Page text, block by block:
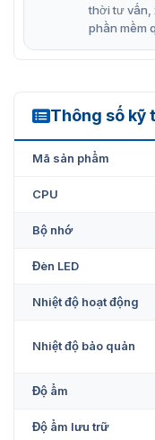
Giao Diện Kết
Wiegand input
Module Suprema
thời tư vấn,
phần mềm
Thông số kỹ
DM-20
Mã sản phẩm
CPU
Bộ nhớ
Đèn LED
Nhiệt độ hoạt động
Nhiệt độ bảo quản
Độ ẩm
Độ ẩm lưu trữ